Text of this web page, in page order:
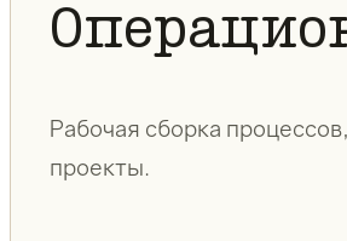
Рабочая сборка
проекты.